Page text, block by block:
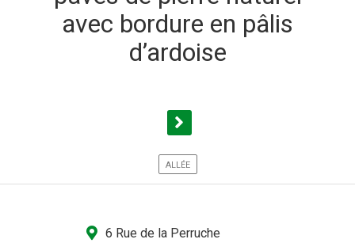
avec bordure en pâlis
d’ardoise
ALLÉE
6 Rue de la Perruche